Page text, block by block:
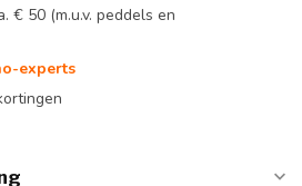
€ 50 (m.u.v. peddels en
experts